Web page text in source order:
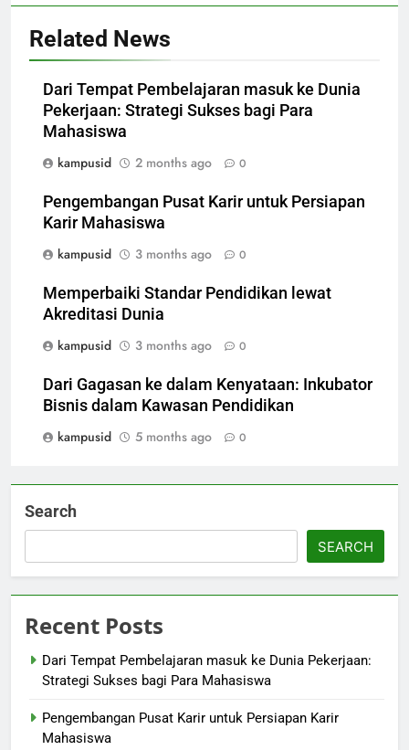
Related News
Dari Tempat Pembelajaran masuk ke Dunia
Pekerjaan: Strategi Sukses bagi Para
Mahasiswa
kampusid
2 months ago 0
Pengembangan Pusat Karir untuk Persiapan
Karir Mahasiswa
kampusid
3 months ago 0
Memperbaiki Standar Pendidikan lewat
Akreditasi Dunia
kampusid
3 months ago 0
Dari Gagasan ke dalam Kenyataan: Inkubator
Bisnis dalam Kawasan Pendidikan
kampusid
5 months ago 0
Search
SEARCH
Recent Posts
Dari Tempat Pembelajaran masuk ke Dunia Pekerjaan:
Strategi Sukses bagi Para Mahasiswa
Pengembangan Pusat Karir untuk Persiapan Karir
Mahasiswa